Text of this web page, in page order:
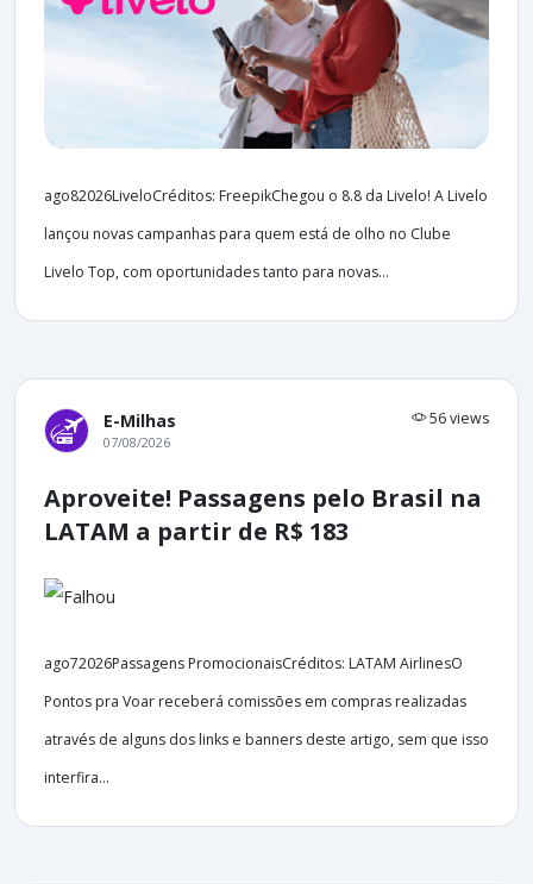
ago82026LiveloCréditos: FreepikChegou o 8.8 da Livelo! A Livelo
lançou novas campanhas para quem está de olho no Clube
Livelo Top, com oportunidades tanto para novas...
E-Milhas 56 views
07/08/2026
Aproveite! Passagens pelo Brasil na
LATAM a partir de R$ 183
ago72026Passagens PromocionaisCréditos: LATAM AirlinesO
Pontos pra Voar receberá comissões em compras realizadas
através de alguns dos links e banners deste artigo, sem que isso
interfira...